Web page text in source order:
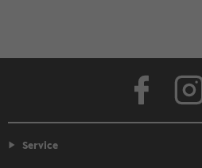
Service